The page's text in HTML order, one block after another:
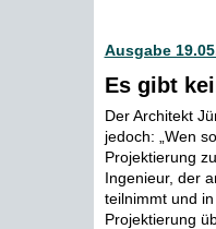
Ausgabe
Es gibt
Der Architekt
jedoch: „Wen
Projektierung
Ingenieur, der
teilnimmt und
Projektierung